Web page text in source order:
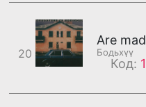
20
Are
Бодьхүү
Код: